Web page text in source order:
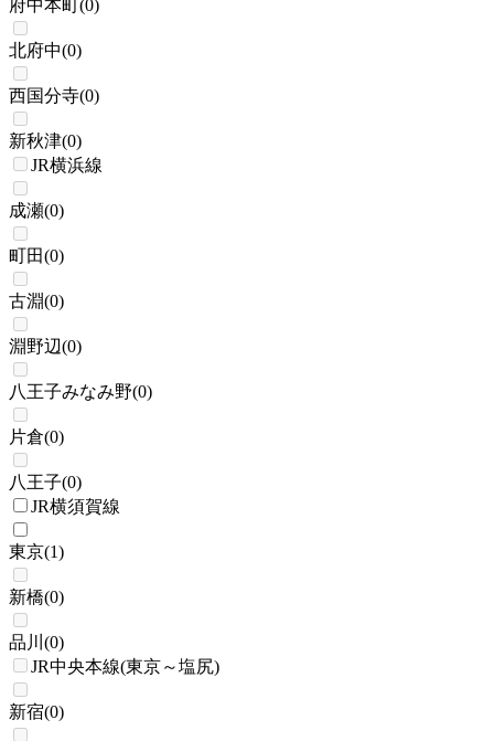
府中本町(0)
北府中(0)
西国分寺(0)
新秋津(0)
JR横浜線
成瀬(0)
町田(0)
古淵(0)
淵野辺(0)
八王子みなみ野(0)
片倉(0)
八王子(0)
JR横須賀線
東京(1)
新橋(0)
品川 (0)
JR中央本線(東京～塩尻)
新宿(0)